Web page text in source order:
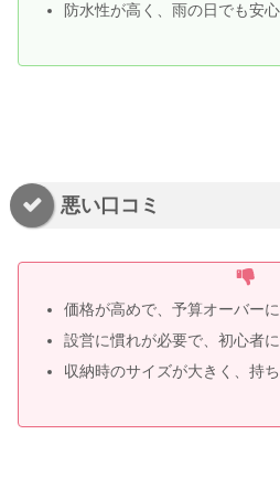
防水性が高く、雨の日でも安心
悪い口コミ
価格が高めで、予算オーバー
設営に慣れが必要で、初心者に
収納時のサイズが大きく、持ち